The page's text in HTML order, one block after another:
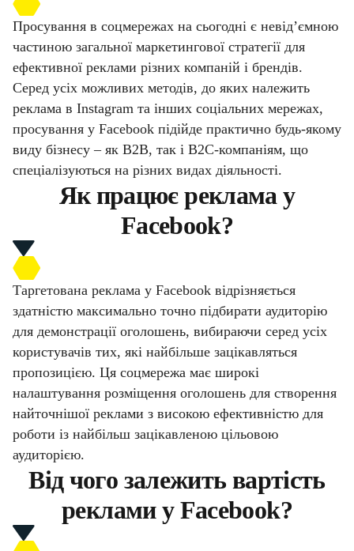
Просування в соцмережах на сьогодні є невід’ємною
частиною загальної маркетингової стратегії для
ефективної реклами різних компаній і брендів.
Серед усіх можливих методів, до яких належить
реклама в Instagram та інших соціальних мережах,
просування у Facebook підійде практично будь-якому
виду бізнесу – як B2B, так і B2C-компаніям, що
спеціалізуються на різних видах діяльності.
Як працює реклама у
Facebook?
Таргетована реклама у Facebook відрізняється
здатністю максимально точно підбирати аудиторію
для демонстрації оголошень, вибираючи серед усіх
користувачів тих, які найбільше зацікавляться
пропозицією. Ця соцмережа має широкі
налаштування розміщення оголошень для створення
найточнішої реклами з високою ефективністю для
роботи із найбільш зацікавленою цільовою
аудиторією.
Від чого залежить вартість
реклами у Facebook?